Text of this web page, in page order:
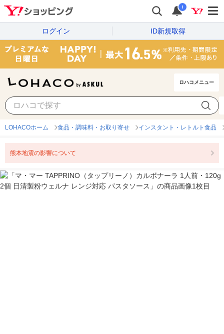
i
ログイン ID新規取得
ロハコメニュー
LOHACOホーム 食品・調味料・お取り寄せ インスタント・レトルト食品
熊本地震の影響について